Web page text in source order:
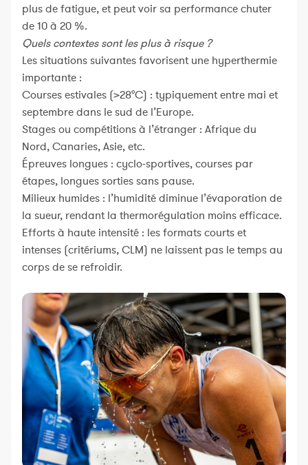
plus de fatigue, et peut voir sa performance chuter
de 10 à 20 %.
Quels contextes sont les plus à risque ?
Les situations suivantes favorisent une hyperthermie
importante :
Courses estivales (>28°C) : typiquement entre mai et
septembre dans le sud de l’Europe.
Stages ou compétitions à l’étranger : Afrique du
Nord, Canaries, Asie, etc.
Épreuves longues : cyclo-sportives, courses par
étapes, longues sorties sans pause.
Milieux humides : l’humidité diminue l’évaporation de
la sueur, rendant la thermorégulation moins efficace.
Efforts à haute intensité : les formats courts et
intenses (critériums, CLM) ne laissent pas le temps au
corps de se refroidir.